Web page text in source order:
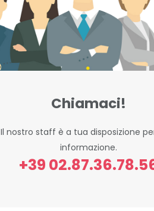
Chiamaci!
Il nostro staff è a tua disposizione
informazione.
+39